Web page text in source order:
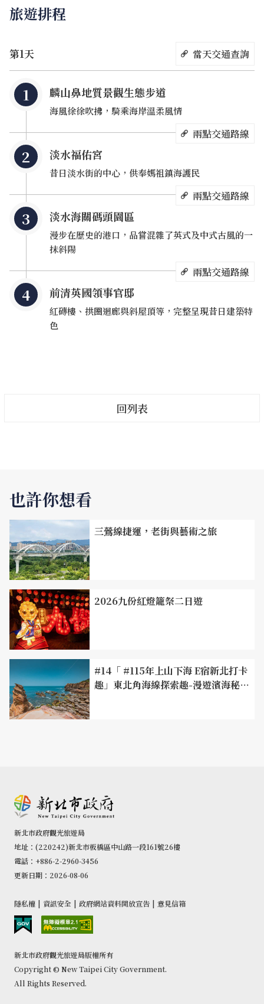
如《斯卡羅》、《茶金》都在東側的前清英國領事官邸取
電影《52赫茲我愛你》營造歐洲風格花市的地點。
▲ 麟山鼻木棧道僅600公尺，適合漫步、騎單車，欣賞海濱風景。
木棧道單車遊 觀賞天然地形景觀
2007年周杰倫自導自演的音樂奇幻愛情電影《不能說的．
秘密》席捲全臺，劇中葉湘倫騎著單車載路小雨返家、兩人
天南地北談天的浪漫片段，便是取景於麟山鼻木棧道。
年夾帶細沙的吹拂下，逐漸形成風蝕的多面稜角，因而被稱
▲ 淡水老街入口，一路上美食飄香，人潮洶湧。
大啖銅板美食 走訪古蹟廟宇福佑宮
運動後的飢餓，就由淡水老街上的美食來填補。提到淡水必
在尋覓美食的過程中，定會經過中正路老街的「福佑宮」，
熙來攘往的街道上出現寺廟與商家相毗鄰，幾乎能算是臺灣
獨特的街頭風景，甚至可以從常民日子裡，探出宗教與生活
融合的點滴。《大尾鱸鰻2》在福佑宮拍攝當日，即是呈現
民眾圍觀。
旅遊排程
第1天 當天交通查詢
麟山鼻地質景觀生態步道
海風徐徐吹拂，騎乘海岸溫柔風情
兩點交通路線
淡水福佑宮
昔日淡水街的中心，供奉媽祖鎮海護民
兩點交通路線
淡水海關碼頭園區
漫步在歷史的港口，品嘗混雜了英式及中式古風的一
抹斜陽
兩點交通路線
前清英國領事官邸
紅磚樓、拱圈迴廊與斜屋頂等，完整呈現昔日建築特
色
回列表
也許你想看
三鶯線捷運，老街與藝術之旅
2026九份紅燈籠祭二日遊
#14「 #115年上山下海 E宿新北打卡
趣」東北角海線探索趣-漫遊濱海秘
新北市政府觀光旅遊局
地址：(220242)新北市板橋區中山路一段161號26樓
電話：+886-2-2960-3456
更新日期：2026-08-06
隱私權 | 資訊安全 | 政府網站資料開放宣告 | 意見信箱
新北市政府觀光旅遊局版權所有
Copyright © New Taipei City Government.
All Rights Reserved.